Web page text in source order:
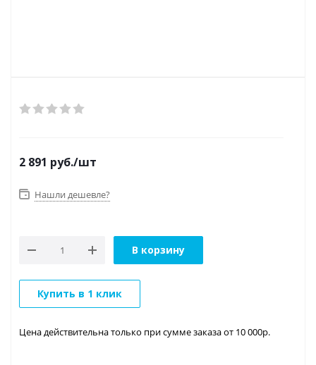
2 891 руб./шт
Нашли дешевле?
В корзину
Купить в 1 клик
Цена действительна только при сумме заказа от 10 000р.